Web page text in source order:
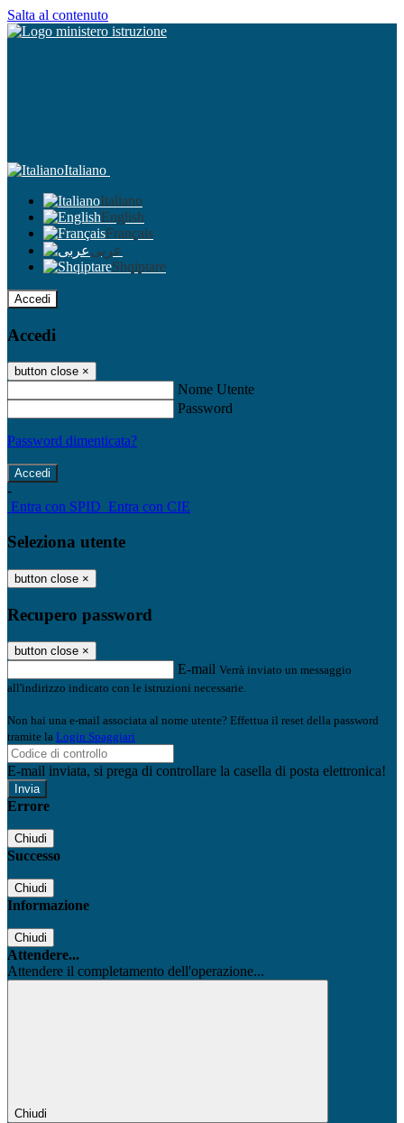
Salta al contenuto
Italiano
Italiano
English
Français
عربى
Shqiptare
Accedi
Accedi
button close ×
Nome Utente
Password
Password dimenticata?
-
Entra con SPID Entra con CIE
Seleziona utente
button close ×
Recupero password
button close ×
E-mail Verrà inviato un messaggio
all'indirizzo indicato con le istruzioni necessarie.
Non hai una e-mail associata al nome utente? Effettua il reset della password
tramite la Login Spaggiari
E-mail inviata, si prega di controllare la casella di posta elettronica!
Errore
Chiudi
Successo
Chiudi
Informazione
Chiudi
Attendere...
Attendere il completamento dell'operazione...
Chiudi